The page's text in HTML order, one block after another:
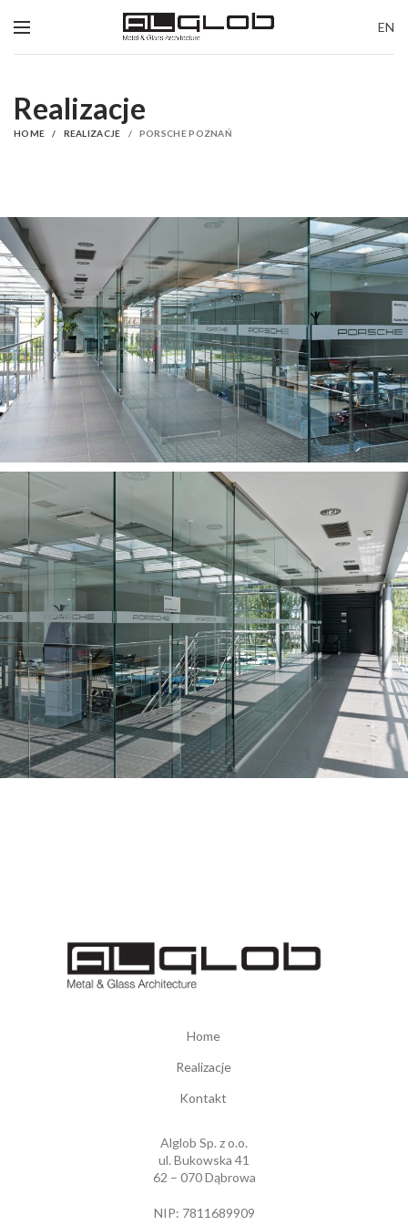
EN
Realizacje
HOME REALIZACJE PORSCHE POZNAŃ
Home
Realizacje
Kontakt
Alglob Sp. z o.o.
ul. Bukowska 41
62 – 070 Dąbrowa
NIP: 7811689909